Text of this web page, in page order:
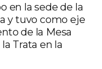
en la sede de la
y tuvo como eje
de la Mesa
Trata en la